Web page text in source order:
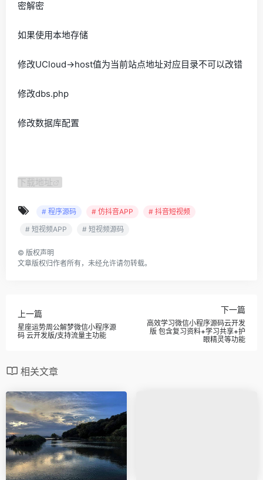
密解密
如果使用本地存储
修改UCloud->host值为当前站点地址对应目录不可以改错
修改dbs.php
修改数据库配置
下载地址
costumi cosplay
cosplay costumes
Assassin’s creed cosplay costumi
Dragon Ball costumi
Deadpool costumi
A Certain Magical Index cosplay costumi
Attack On Titan cosplay costumi
# 程序源码 # 仿抖音APP
# 抖音短视频
# 短视频APP
# 短视频源码
© 版权声明
文章版权归作者所有，未经允许请勿转载。
上一篇
星座运势周公解梦微信小程序源
码 云开发版/支持流量主功能
下一篇
高效学习微信小程序源码云开发
版 包含复习资料+学习共享+护
眼精灵等功能
相关文章